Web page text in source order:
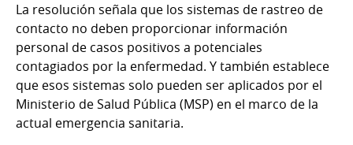
La resolución señala que los sistemas de rastreo de
contacto no deben proporcionar información
personal de casos positivos a potenciales
contagiados por la enfermedad. Y también establece
que esos sistemas solo pueden ser aplicados por el
Ministerio de Salud Pública (MSP) en el marco de la
actual emergencia sanitaria.